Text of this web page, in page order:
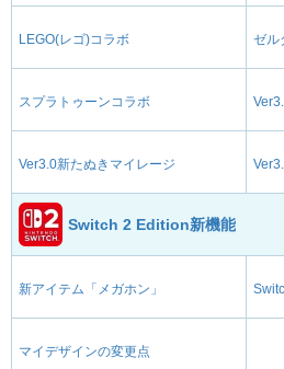
LEGO(レゴ)コラボ ゼル
スプラトゥーンコラボ
Ver3.0新たぬきマイレージ
Switch 2 Edition新機能
新アイテム「メガホン」
マイデザインの変更点